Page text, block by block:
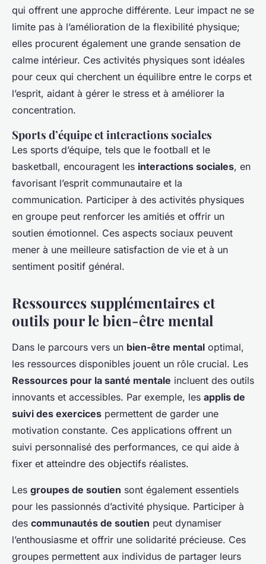
qui offrent une approche différente. Leur impact ne se
limite pas à l’amélioration de la flexibilité physique;
elles procurent également une grande sensation de
calme intérieur. Ces activités physiques sont idéales
pour ceux qui cherchent un équilibre entre le corps et
l’esprit, aidant à gérer le stress et à améliorer la
concentration.
Sports d’équipe et interactions sociales
Les sports d’équipe, tels que le football et le
basketball, encouragent les interactions sociales, en
favorisant l’esprit communautaire et la
communication. Participer à des activités physiques
en groupe peut renforcer les amitiés et offrir un
soutien émotionnel. Ces aspects sociaux peuvent
mener à une meilleure satisfaction de vie et à un
sentiment positif général.
Ressources supplémentaires et
outils pour le bien-être mental
Dans le parcours vers un bien-être mental optimal,
les ressources disponibles jouent un rôle crucial. Les
Ressources pour la santé mentale incluent des outils
innovants et accessibles. Par exemple, les applis de
suivi des exercices permettent de garder une
motivation constante. Ces applications offrent un
suivi personnalisé des performances, ce qui aide à
fixer et atteindre des objectifs réalistes.
Les groupes de soutien sont également essentiels
pour les passionnés d’activité physique. Participer à
des communautés de soutien peut dynamiser
l’enthousiasme et offrir une solidarité précieuse. Ces
groupes permettent aux individus de partager leurs